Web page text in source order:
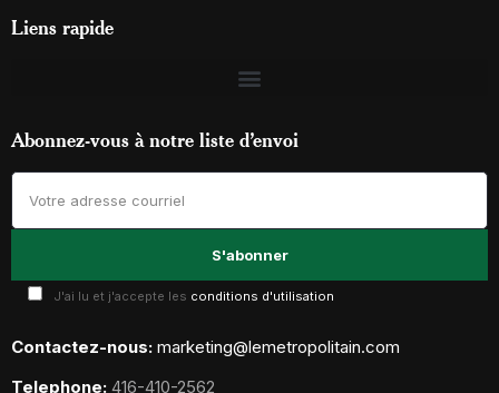
Liens rapide
Abonnez-vous à notre liste d’envoi
J'ai lu et j'accepte les conditions d'utilisation
Contactez-nous: marketing@lemetropolitain.com
Telephone: 416-410-2562